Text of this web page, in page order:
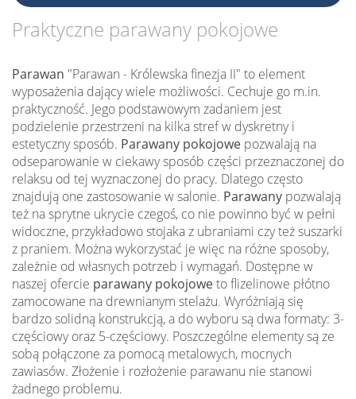
Praktyczne parawany pokojowe
Parawan "Parawan - Królewska finezja II" to element
wyposażenia dający wiele możliwości. Cechuje go m.in.
praktyczność. Jego podstawowym zadaniem jest
podzielenie przestrzeni na kilka stref w dyskretny i
estetyczny sposób. Parawany pokojowe pozwalają na
odseparowanie w ciekawy sposób części przeznaczonej do
relaksu od tej wyznaczonej do pracy. Dlatego często
znajdują one zastosowanie w salonie. Parawany pozwalają
też na sprytne ukrycie czegoś, co nie powinno być w pełni
widoczne, przykładowo stojaka z ubraniami czy też suszarki
z praniem. Można wykorzystać je więc na różne sposoby,
zależnie od własnych potrzeb i wymagań. Dostępne w
naszej ofercie parawany pokojoweto flizelinowe płótno
zamocowane na drewnianym stelażu. Wyróżniają się
bardzo solidną konstrukcją, a do wyboru są dwa formaty: 3-
częściowy oraz 5-częściowy. Poszczególne elementy są ze
sobą połączone za pomocą metalowych, mocnych
zawiasów. Złożenie i rozłożenie parawanu nie stanowi
żadnego problemu.